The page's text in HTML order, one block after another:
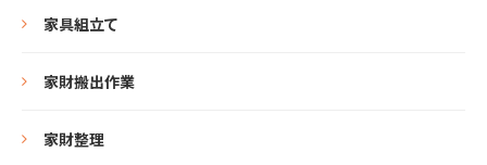
家具組立て
家財搬出作業
家財整理